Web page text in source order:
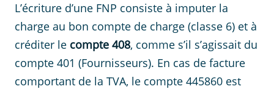
L’écriture d’une FNP consiste à imputer la
charge au bon compte de charge (classe 6) et à
créditer le compte 408, comme s’il s’agissait du
compte 401 (Fournisseurs). En cas de facture
comportant de la TVA, le compte 445860 est